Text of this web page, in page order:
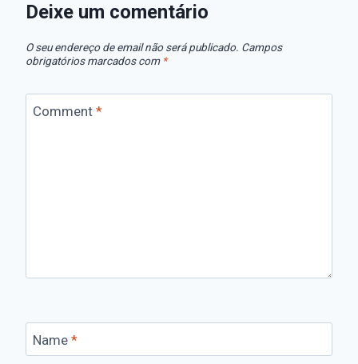
Deixe um comentário
O seu endereço de email não será publicado. Campos
obrigatórios marcados com *
Comment *
Name *